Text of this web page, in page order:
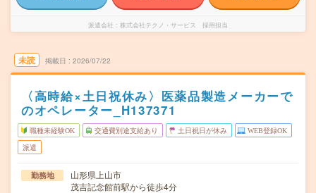
派遣会社 株式会社テクノ・サービス 採用担当
未読 掲載日 2026/07/22
〈高時給×土日祝休み〉医薬品製造メーカーで
のオペレーター_H137371
職種未経験OK 交通費別途支給あり 土日祝日が休み WEB登録OK
派遣
勤務地
山形県上山市
茂吉記念館前駅から徒歩4分